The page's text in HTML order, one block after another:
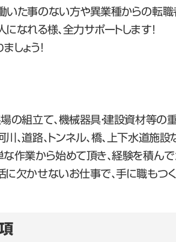
いた事のない方や異業種からの転職
なれる様、全力サポートします！
しょう！
の組立て、機械器具・建設資材等
、道路、トンネル、橋、上下水道施
な作業から始めて頂き、経験を積ん
に欠かせないお仕事で、手に職もつ